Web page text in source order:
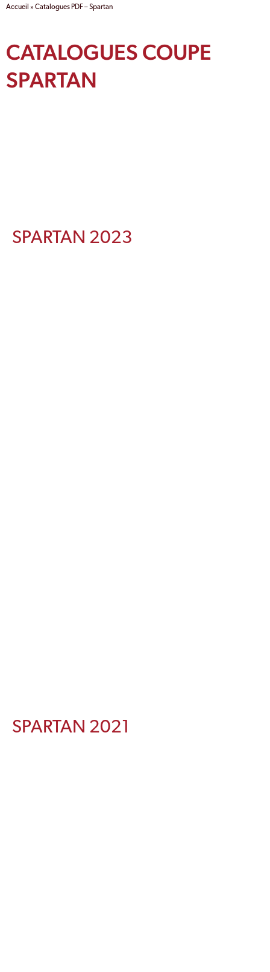
Accueil » Catalogues PDF – Spartan
CATALOGUES COUPE
SPARTAN
SPARTAN 2023
SPARTAN 2021